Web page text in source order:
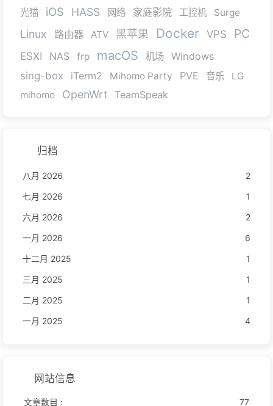
光猫 iOS HASS 网络 家庭影院 工控机 Surge
Linux 路由器 ATV 黑苹果 Docker VPS PC
ESXI NAS frp macOS 机场
Windows
sing-box
iTerm2 Mihomo Party PVE 音乐
LG
mihomo
OpenWrt TeamSpeak
归档
八月 2026
2
七月 2026
1
六月 2026
2
一月 2026
6
十二月 2025
1
三月 2025
1
二月 2025
1
一月 2025
4
网站信息
文章数目 : 77